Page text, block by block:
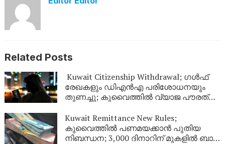
Related Posts
Kuwait Citizenship Withdrawal; ഗൾഫ്
രേഖകളും ഡിഎൻഎ പരിശോധനയും
തുണച്ചു; കുവൈത്തിൽ വ്യാജ പൗരത്വം
Kuwait Remittance New Rules;
കുവൈത്തിൽ പണമയക്കാൻ പുതിയ
നിബന്ധന; 3,000 ദിനാറിന് മുകളിൽ ബാങ്ക്